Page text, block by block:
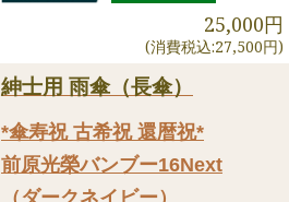
25,000円
(消費税込:27,500円)
紳士用 雨傘（長傘）
*傘寿祝 古希祝 還暦祝*
前原光榮バンブー16Next
（ダークネイビー）